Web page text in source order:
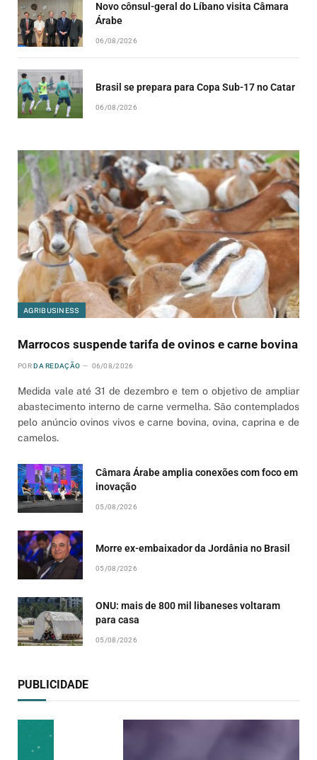
Novo cônsul-geral do Líbano visita Câmara
Árabe
06/08/2026
Brasil se prepara para Copa Sub-17 no Catar
06/08/2026
AGRIBUSINESS
Marrocos suspende tarifa de ovinos e carne bovina
POR DA REDAÇÃO 06/08/2026
Medida vale até 31 de dezembro e tem o objetivo de ampliar
abastecimento interno de carne vermelha. São contemplados
pelo anúncio ovinos vivos e carne bovina, ovina, caprina e de
camelos.
Câmara Árabe amplia conexões com foco em
inovação
05/08/2026
Morre ex-embaixador da Jordânia no Brasil
05/08/2026
ONU: mais de 800 mil libaneses voltaram
para casa
05/08/2026
PUBLICIDADE